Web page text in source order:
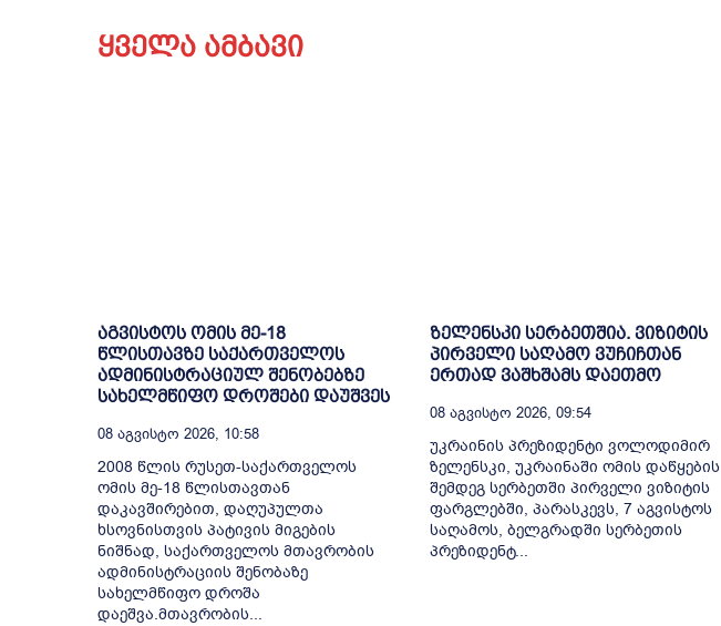
ყველა ამბავი
აგვისტოს ომის მე-18
წლისთავზე საქართველოს
ადმინისტრაციულ შენობებზე
სახელმწიფო დროშები დაუშვეს
08 Აგვისტო 2026, 10:58
2008 წლის რუსეთ-საქართველოს
ომის მე-18 წლისთავთან
დაკავშირებით, დაღუპულთა
ხსოვნისთვის პატივის მიგების
ნიშნად, საქართველოს მთავრობის
ადმინისტრაციის შენობაზე
სახელმწიფო დროშა
დაეშვა.მთავრობის...
ზელენსკი სერბეთშია. ვიზიტის
პირველი საღამო ვუჩიჩთან
ერთად ვაშხშამს დაეთმო
08 Აგვისტო 2026, 09:54
უკრაინის პრეზიდენტი ვოლოდიმირ
ზელენსკი, უკრაინაში ომის დაწყების
შემდეგ სერბეთში პირველი ვიზიტის
ფარგლებში, პარასკევს, 7 აგვისტოს
საღამოს, ბელგრადში სერბეთის
პრეზიდენტ...